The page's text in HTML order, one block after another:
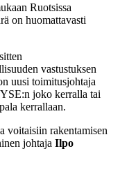
Ruotsissa
on huomattavasti
vastustuksen
uusi toimitusjohtaja
joko kerralla tai
kerrallaan.
voitaisiin rakentamisen
johtaja Ilpo